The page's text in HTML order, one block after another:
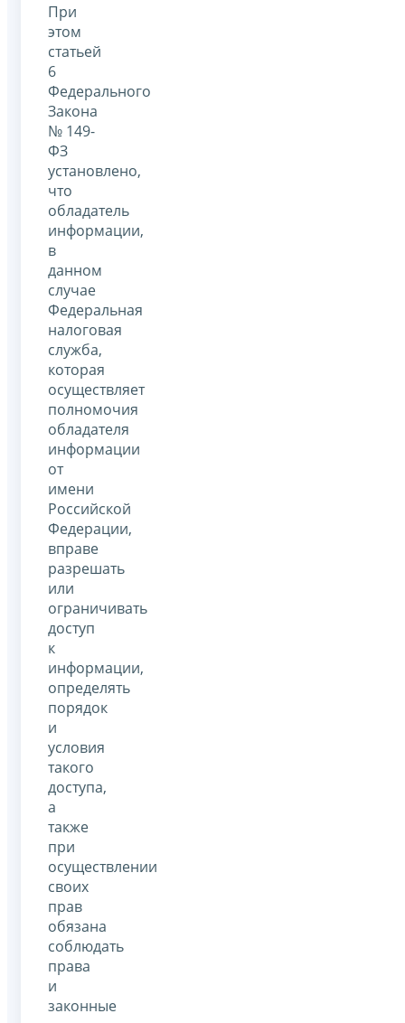
При
этом
статьей
6
Федерального
Закона
№ 149-
ФЗ
установлено,
что
обладатель
информации,
в
данном
случае
Федеральная
налоговая
служба,
которая
осуществляет
полномочия
обладателя
информации
от
имени
Российской
Федерации,
вправе
разрешать
или
ограничивать
доступ
к
информации,
определять
порядок
и
условия
такого
доступа,
а
также
при
осуществлении
своих
прав
обязана
соблюдать
права
и
законные